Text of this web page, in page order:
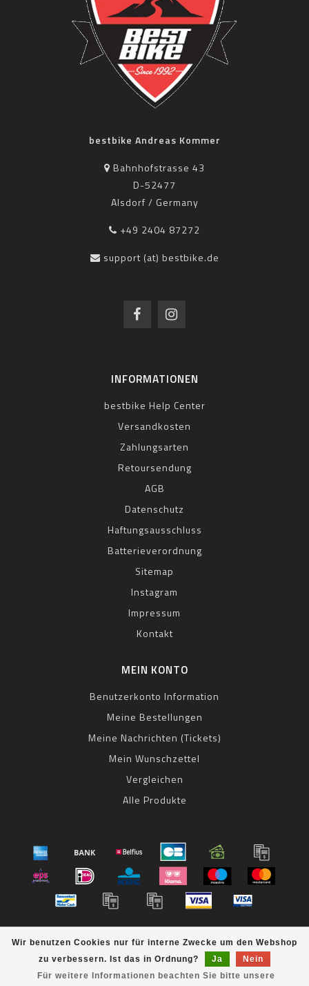
Wir benutzen Cookies nur für interne Zwecke um den Webshop
zu verbessern. Ist das in Ordnung?
Ja
Nein
Für weitere Informationen beachten Sie bitte unsere
bestbike Andreas Kommer
Bahnhofstrasse 43
D-52477
Alsdorf / Germany
+49 2404 87272
support (at) bestbike.de
INFORMATIONEN
bestbike Help Center
Versandkosten
Zahlungsarten
Retoursendung
AGB
Datenschutz
Haftungsausschluss
Batterieverordnung
Sitemap
Instagram
Impressum
Kontakt
MEIN KONTO
Benutzerkonto Information
Meine Bestellungen
Meine Nachrichten (Tickets)
Mein Wunschzettel
Vergleichen
Alle Produkte
© Copyright 2026 bestbike RADSPORT Andreas Kommer -
Powered byLightspeed- Theme byDyvelopment
bestbike scores a /10 out of klantbeoordelingen at